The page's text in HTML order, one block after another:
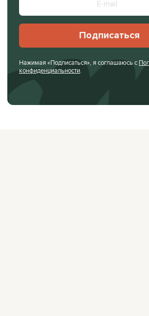
Подписаться
Нажимая «Подписаться», я соглашаюсь с
конфиденциальности.